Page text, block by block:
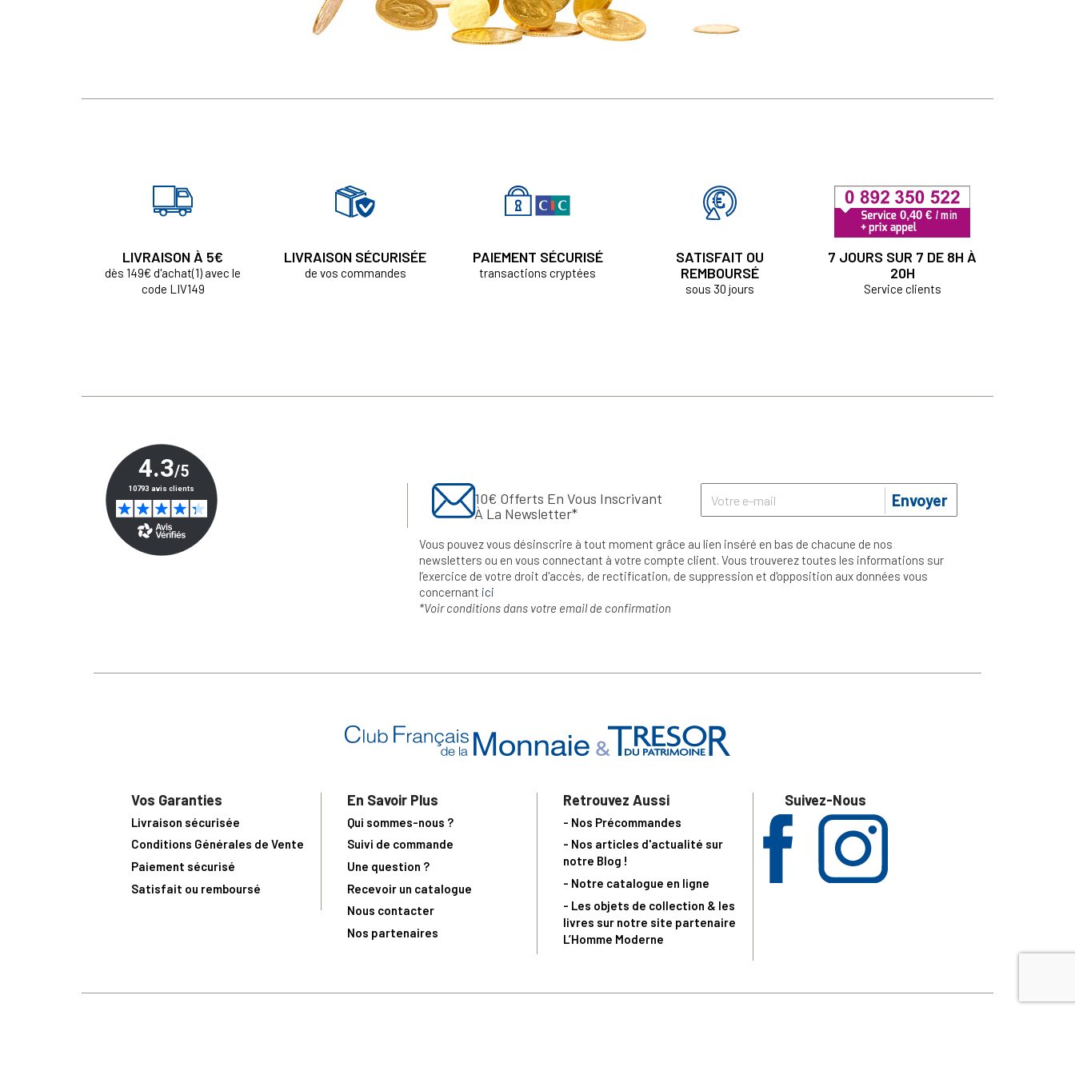
LIVRAISON À 5€
dès 149€ d'achat(1) avec le
code LIV149
LIVRAISON SÉCURISÉE
de vos commandes
PAIEMENT SÉCURISÉ
transactions cryptées
SATISFAIT OU
REMBOURSÉ
sous 30 jours
7 JOURS SUR 7 DE 8H À
20H
Service clients
10€ Offerts En Vous Inscrivant
À La Newsletter*
Envoyer
Vous pouvez vous désinscrire à tout moment grâce au lien inséré en bas de chacune de nos
newsletters ou en vous connectant à votre compte client. Vous trouverez toutes les informations sur
l’exercice de votre droit d'accès, de rectification, de suppression et d'opposition aux données vous
concernant ici
*Voir conditions dans votre email de confirmation
Vos Garanties
Livraison sécurisée
Conditions Générales de Vente
Paiement sécurisé
Satisfait ou remboursé
En Savoir Plus
Qui sommes-nous ?
Suivi de commande
Une question ?
Recevoir un catalogue
Nous contacter
Nos partenaires
Retrouvez Aussi
- Nos Précommandes
- Nos articles d'actualité sur
notre Blog !
- Notre catalogue en ligne
- Les objets de collection & les
livres sur notre site partenaire
L’Homme Moderne
Suivez-Nous